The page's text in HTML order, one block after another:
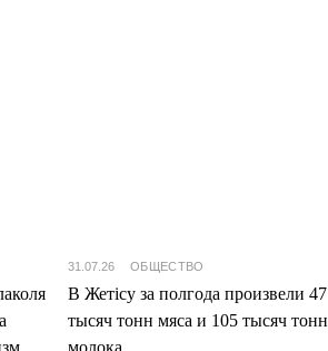
31.07.26 ОБЩЕСТВО
В Жетісу за полгода произвели 47
тысяч тонн мяса и 105 тысяч тонн
молока